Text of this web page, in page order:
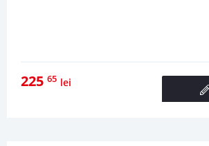
225 65 lei